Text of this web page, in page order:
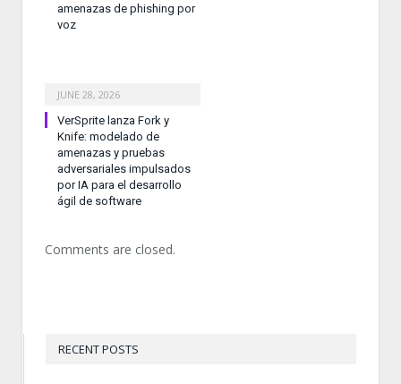
amenazas de phishing por
voz
JUNE 28, 2026
VerSprite lanza Fork y
Knife: modelado de
amenazas y pruebas
adversariales impulsados
por IA para el desarrollo
ágil de software
Comments are closed.
RECENT POSTS